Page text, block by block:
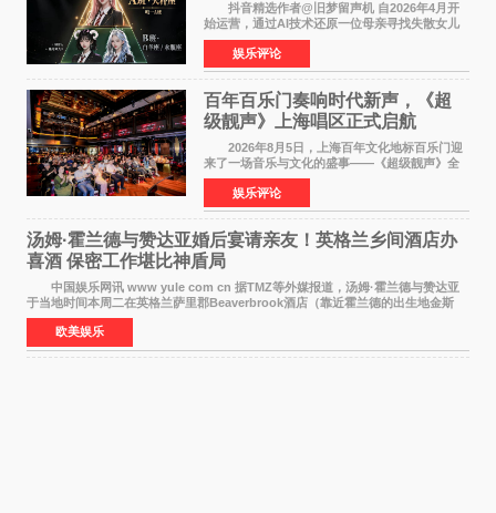
抖音精选作者@旧梦留声机 自2026年4月开
始运营，通过AI技术还原一位母亲寻找失散女儿
的故事，凭借强情感表达获得大量用户关注，发
布仅21小时便获得超1亿曝光、超1000万互动。
此后，账号持续沿
娱乐评论
百年百乐门奏响时代新声，《超
级靓声》上海唱区正式启航
2026年8月5日，上海百年文化地标百乐门迎
来了一场音乐与文化的盛事——《超级靓声》全
国励志音乐公益节目上海唱区新闻发布会暨启动
仪式在此隆重举行。各界领导、嘉宾与媒体朋友
齐聚一堂，共同
娱乐评论
汤姆·霍兰德与赞达亚婚后宴请亲友！英格兰乡间酒店办
喜酒 保密工作堪比神盾局
中国娱乐网讯 www yule com cn 据TMZ等外媒报道，汤姆·霍兰德与赞达亚
于当地时间本周二在英格兰萨里郡Beaverbrook酒店（靠近霍兰德的出生地金斯
顿）举办婚宴，邀请家人与朋友们喝喜酒，庆祝
欧美娱乐